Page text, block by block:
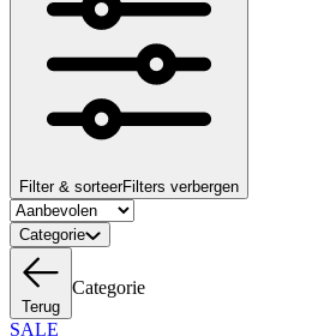
Filter & sorteerFilters verbergen
Categorie
Terug
Categorie
SALE